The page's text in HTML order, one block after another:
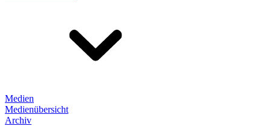
Medien
Medienübersicht
Archiv